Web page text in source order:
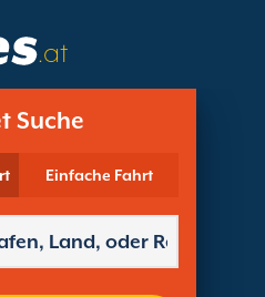
.at
Suche
Einfache Fahrt